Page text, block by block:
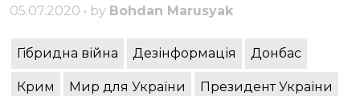
05.07.2020 • by Bohdan Marusyak
Гібридна війна Дезінформація Донбас
Крим Мир для України Президент України